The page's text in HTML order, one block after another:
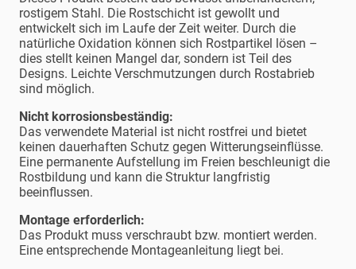
rostigem Stahl. Die Rostschicht ist gewollt und
entwickelt sich im Laufe der Zeit weiter. Durch die
natürliche Oxidation können sich Rostpartikel lösen –
dies stellt keinen Mangel dar, sondern ist Teil des
Designs. Leichte Verschmutzungen durch Rostabrieb
sind möglich.
Nicht korrosionsbeständig:
Das verwendete Material ist nicht rostfrei und bietet
keinen dauerhaften Schutz gegen Witterungseinflüsse.
Eine permanente Aufstellung im Freien beschleunigt die
Rostbildung und kann die Struktur langfristig
beeinflussen.
Montage erforderlich:
Das Produkt muss verschraubt bzw. montiert werden.
Eine entsprechende Montageanleitung liegt bei.